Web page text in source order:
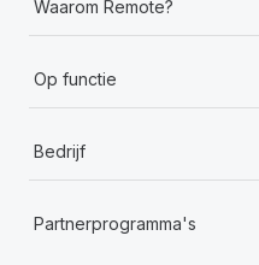
Waarom Remote?
Op functie
Bedrijf
Partnerprogramma's